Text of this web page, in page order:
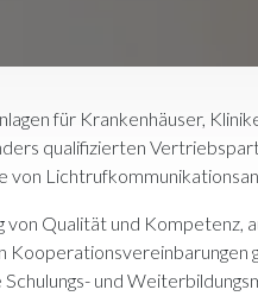
für Krankenhäuser,
qualifizierten
Qualität und Kompetenz,
und